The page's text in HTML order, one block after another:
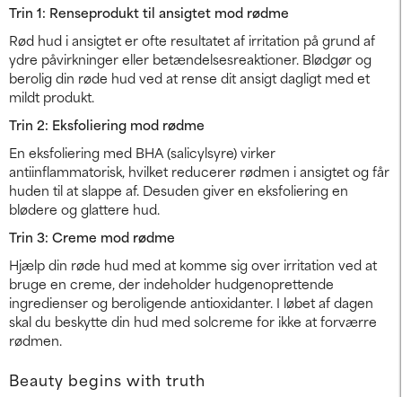
Trin 1: Renseprodukt til ansigtet mod rødme
Rød hud i ansigtet er ofte resultatet af irritation på grund af
ydre påvirkninger eller betændelsesreaktioner. Blødgør og
berolig din røde hud ved at rense dit ansigt dagligt med et
mildt produkt.
Trin 2: Eksfoliering mod rødme
En eksfoliering med BHA (salicylsyre) virker
antiinflammatorisk, hvilket reducerer rødmen i ansigtet og får
huden til at slappe af. Desuden giver en eksfoliering en
blødere og glattere hud.
Trin 3: Creme mod rødme
Hjælp din røde hud med at komme sig over irritation ved at
bruge en creme, der indeholder hudgenoprettende
ingredienser og beroligende antioxidanter. I løbet af dagen
skal du beskytte din hud med solcreme for ikke at forværre
rødmen.
Beauty begins with truth